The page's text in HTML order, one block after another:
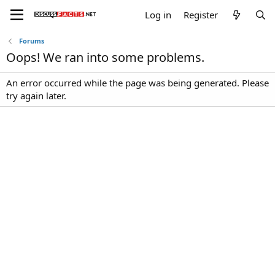
Log in Register
Forums
Oops! We ran into some problems.
An error occurred while the page was being generated. Please
try again later.